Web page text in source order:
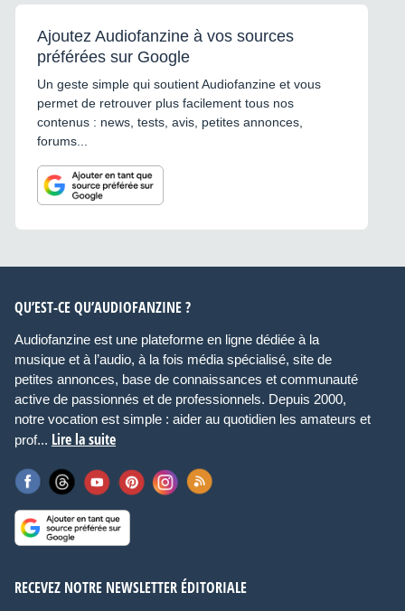
Ajoutez Audiofanzine à vos sources
préférées sur Google
Un geste simple qui soutient Audiofanzine et vous
permet de retrouver plus facilement tous nos
contenus : news, tests, avis, petites annonces,
forums...
QU’EST-CE QU’AUDIOFANZINE ?
Audiofanzine est une plateforme en ligne dédiée à la
musique et à l’audio, à la fois média spécialisé, site de
petites annonces, base de connaissances et communauté
active de passionnés et de professionnels. Depuis 2000,
notre vocation est simple : aider au quotidien les amateurs et
prof... Lire la suite
RECEVEZ NOTRE NEWSLETTER ÉDITORIALE